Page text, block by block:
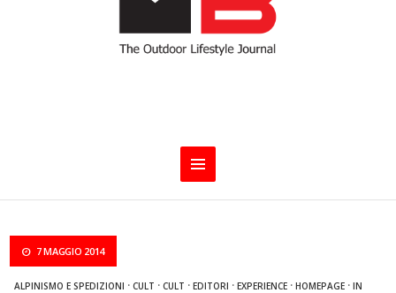
7 MAGGIO 2014
ALPINISMO E SPEDIZIONI ·CULT ·CULT ·EDITORI ·EXPERIENCE ·HOMEPAGE ·IN